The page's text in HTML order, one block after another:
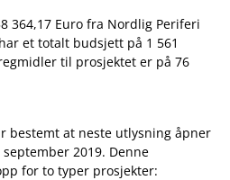
364,17 Euro fra Nordlig Periferi
et totalt budsjett på 1 561
til prosjektet er på 76
bestemt at neste utlysning åpner
2019. Denne
for to typer prosjekter: